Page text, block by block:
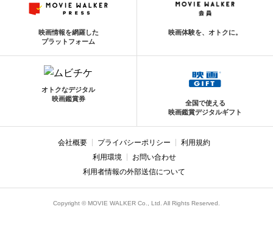
映画情報を網羅した
プラットフォーム
映画体験を、オトクに。
オトクなデジタル
映画鑑賞券
全国で使える
映画鑑賞デジタルギフト
会社概要 プライバシーポリシー
利用規約
利用環境
お問い合わせ
利用者情報の外部送信について
Copyright © MOVIE WALKER Co., Ltd. All Rights Reserved.